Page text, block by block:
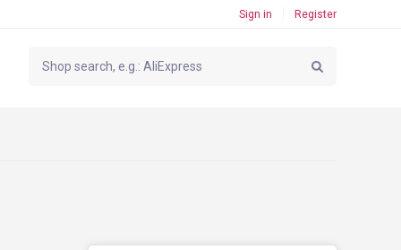
Sign in Register